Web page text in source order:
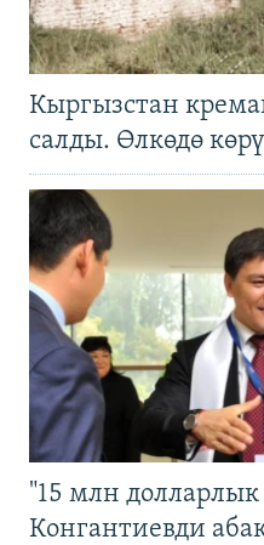
Кыргызстан
салды. Өлкөдө
"15 млн
Конгантиевди